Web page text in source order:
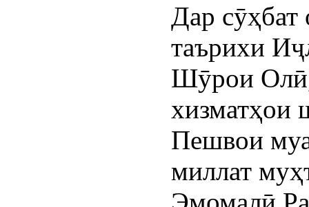
Дар сӯҳбат
таърихи
Шӯрои
хизматҳои
Пешвои
миллат